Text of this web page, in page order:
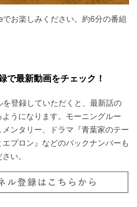
お楽しみください。約6分の番組
で最新動画をチェック！
登録していただくと、最新話の
うになります。モーニングルー
ンタリー、ドラマ『青葉家のテー
プロン』 などのバックナンバーも
い。